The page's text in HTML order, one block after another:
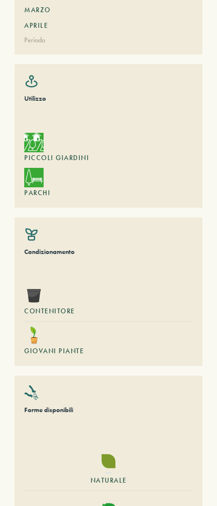
MARZO
APRILE
Periodo
Utilizzo
PICCOLI GIARDINI
PARCHI
Condizionamento
CONTENITORE
GIOVANI PIANTE
Forme disponibili
NATURALE